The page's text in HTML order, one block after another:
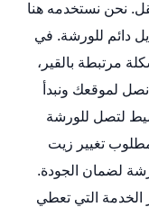
نحن نستخدمه هنا
دائم للورشة. في
مرتبطة بالقير،
لموقعك ونبدأ
لتصل للورشة
تغيير زيت
لضمان الجودة.
الخدمة التي تعطي